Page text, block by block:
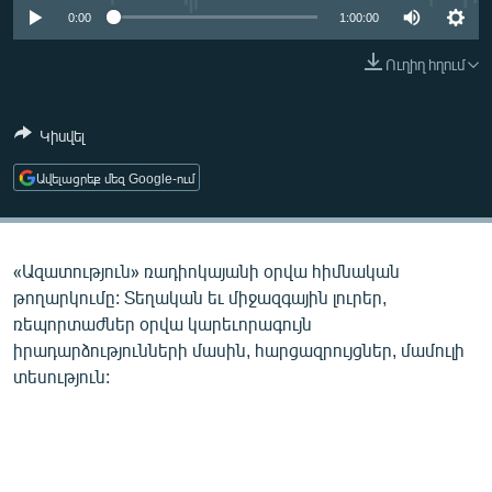
ՄԻՋԱԶԳԱՅԻՆ
ՄԵԿՆԱԲԱՆՈՒԹՅՈՒՆ
ՏՏ ԵՒ ԻՆՏԵՐՆԵՏ
ԿՈՐՈՆԱՎԻՐՈՒՍ
ՏԵՍԱՆՅՈՒԹԵՐ
ԲԱՆԱՎԵՃ
ՁԳՏԵԼՈՎ ԼԱՎԱԳՈՒՅՆԻՆ
0:00 1:00:00
Ուղիղ հղում
Կիսվել
Ավելացրեք մեզ Google-ում
«Ազատություն» ռադիոկայանի օրվա հիմնական
թողարկումը: Տեղական եւ միջազգային լուրեր,
ռեպորտաժներ օրվա կարեւորագույն
իրադարձությունների մասին, հարցազրույցներ, մամուլի
տեսություն: